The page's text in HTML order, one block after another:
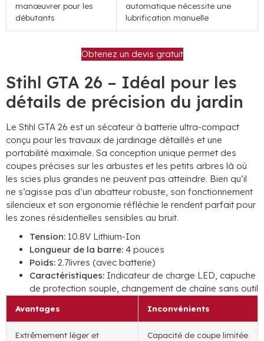
manœuvrer pour les
débutants
automatique nécessite une
lubrification manuelle
Obtenez un devis gratuit
Stihl GTA 26 – Idéal pour les
détails de précision du jardin
Le Stihl GTA 26 est un sécateur à batterie ultra-compact
conçu pour les travaux de jardinage détaillés et une
portabilité maximale. Sa conception unique permet des
coupes précises sur les arbustes et les petits arbres là où
les scies plus grandes ne peuvent pas atteindre. Bien qu’il
ne s’agisse pas d’un abatteur robuste, son fonctionnement
silencieux et son ergonomie réfléchie le rendent parfait pour
les zones résidentielles sensibles au bruit.​​
Tension: 10.8V Lithium-Ion
Longueur de la barre: 4 pouces
Poids: 2.7livres (avec batterie)
Caractéristiques: Indicateur de charge LED, capuche
de protection souple, changement de chaîne sans outil
Avantages Inconvénients
Extrêmement léger et
Capacité de coupe limitée